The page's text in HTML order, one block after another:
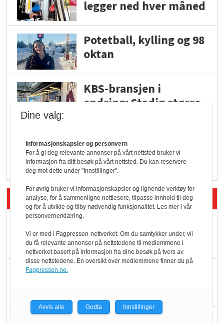
legger ned hver måned
Potetball, kylling og 98
oktan
KBS-bransjen i
endring: Stadig større
Vokser med ferdigmat
i dagligvare
Siste artikler - Butikk i praksis
dundrer videre
Dine valg:
Informasjonskapsler og personvern
For å gi deg relevante annonser på vårt nettsted bruker vi
informasjon fra ditt besøk på vårt nettsted. Du kan reservere
deg mot dette under "Innstillinger".
For øvrig bruker vi informasjonskapsler og lignende verktøy for
analyse, for å sammenligne nettlesere, tilpasse innhold til deg
og for å utvikle og tilby nødvendig funksjonalitet. Les mer i vår
personvernerklæring.
Vi er med i Fagpressen-nettverket. Om du samtykker under, vil
du få relevante annonser på nettstedene til medlemmene i
nettverket basert på informasjon fra dine besøk på tvers av
disse nettstedene. En oversikt over medlemmene finner du på
Fagpressen.no.
Avvis alle Godta Innstillinger